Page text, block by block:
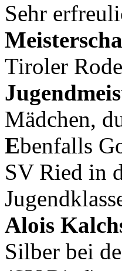
Sehr
Tiroler
Mädchen,
Ebenfalls
SV Ried in
Alois
Silber bei